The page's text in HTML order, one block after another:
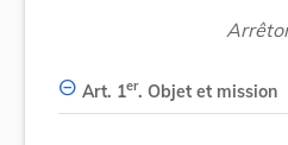
Art. 1er. Objet et mission